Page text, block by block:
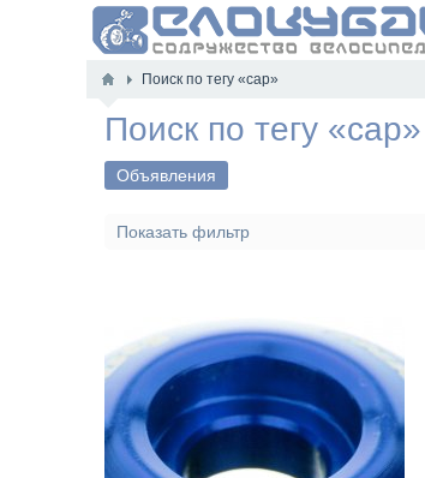
Поиск по тегу «cap»
Поиск по тегу «cap»
Объявления
Показать фильтр